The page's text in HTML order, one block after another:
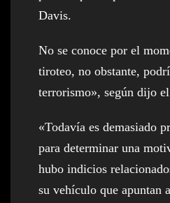
Davis.
No se conoce por el
tiroteo, no obstante,
terrorismo», según dijo
«Todavía es demasiado
para determinar una
hubo indicios
su vehículo que apuntan